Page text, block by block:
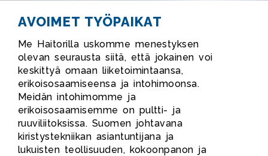
AVOIMET TYÖPAIKAT
Me Haitorilla uskomme menestyksen
olevan seurausta siitä, että jokainen voi
keskittyä omaan liiketoimintaansa,
erikoisosaamiseensa ja intohimoonsa.
Meidän intohimomme ja
erikoisosaamisemme on pultti- ja
ruuviliitoksissa. Suomen johtavana
kiristystekniikan asiantuntijana ja
lukuisten teollisuuden, kokoonpanon ja